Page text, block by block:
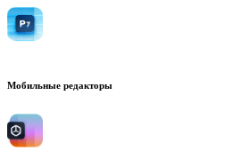
Мобильные редакторы